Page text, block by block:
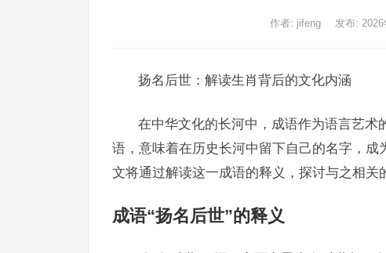
作者: jifeng 发布: 2026
扬名后世：解读生肖背后的文化内涵
在中华文化的长河中，成语作为语言艺术
语，意味着在历史长河中留下自己的名字，
文将通过解读这一成语的释义，探讨与之相关
成语“扬名后世”的释义